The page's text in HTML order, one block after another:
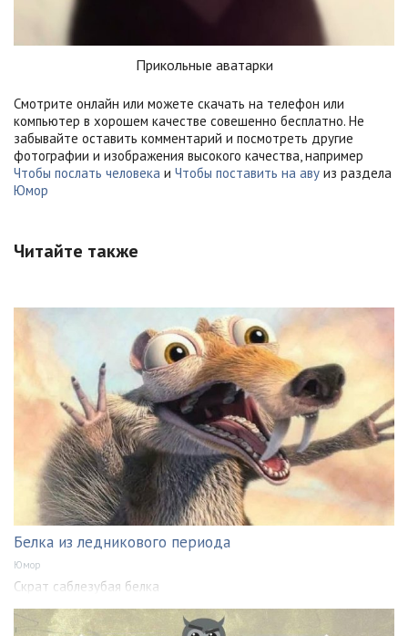
Прикольные аватарки
Смотрите онлайн или можете скачать на телефон или
компьютер в хорошем качестве совешенно бесплатно. Не
забывайте оставить комментарий и посмотреть другие
фотографии и изображения высокого качества, например
Чтобы послать человека и Чтобы поставить на аву из раздела
Юмор
Читайте также
Белка из ледникового периода
Юмор
Скрат саблезубая белка